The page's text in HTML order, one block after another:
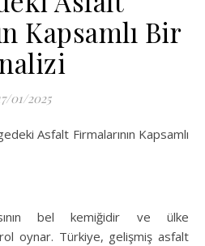
Kapsamlı Bir
01/2025
Asfalt Firmalarının Kapsamlı
bel kemiğidir ve ülke
oynar. Türkiye, gelişmiş asfalt